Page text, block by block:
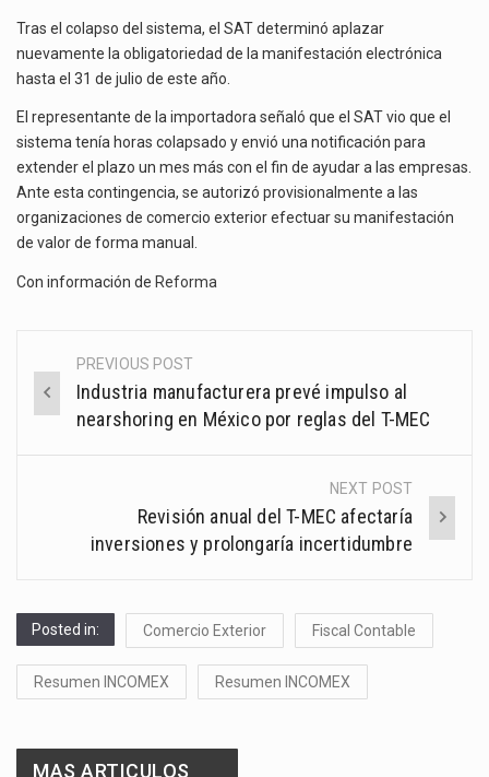
Tras el colapso del sistema, el SAT determinó aplazar
nuevamente la obligatoriedad de la manifestación electrónica
hasta el 31 de julio de este año.
El representante de la importadora señaló que el SAT vio que el
sistema tenía horas colapsado y envió una notificación para
extender el plazo un mes más con el fin de ayudar a las empresas.
Ante esta contingencia, se autorizó provisionalmente a las
organizaciones de comercio exterior efectuar su manifestación
de valor de forma manual.
Con información de Reforma
Post
navigation
PREVIOUS POST
Industria manufacturera prevé impulso al
nearshoring en México por reglas del T-MEC
NEXT POST
Revisión anual del T-MEC afectaría
inversiones y prolongaría incertidumbre
Posted in: Comercio Exterior Fiscal Contable
Resumen INCOMEX Resumen INCOMEX
MAS ARTICULOS